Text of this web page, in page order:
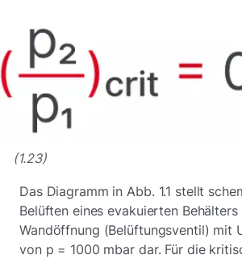
(1.23)
Das Diagramm in Abb. 1.1 stellt
Belüften eines evakuierten
Wandöffnung (Belüftungsventil) mit
von p = 1000 mbar dar. Für die